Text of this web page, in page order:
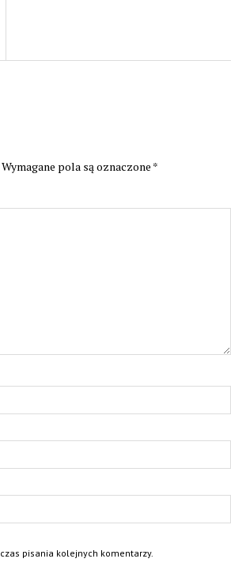
Wymagane pola są oznaczone *
pisania kolejnych komentarzy.